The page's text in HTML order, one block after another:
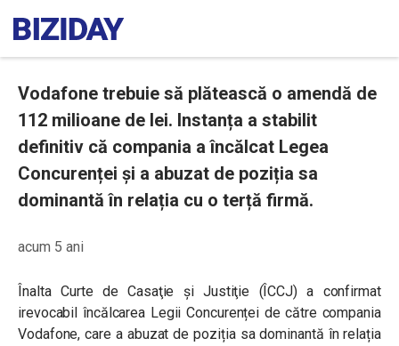
Vodafone trebuie să plătească o amendă de
112 milioane de lei. Instanța a stabilit
definitiv că compania a încălcat Legea
Concurenței și a abuzat de poziția sa
dominantă în relația cu o terță firmă.
acum 5 ani
Înalta Curte de Casaţie şi Justiţie (ÎCCJ) a confirmat
irevocabil încălcarea Legii Concurenței de către compania
Vodafone, care a abuzat de poziția sa dominantă în relația